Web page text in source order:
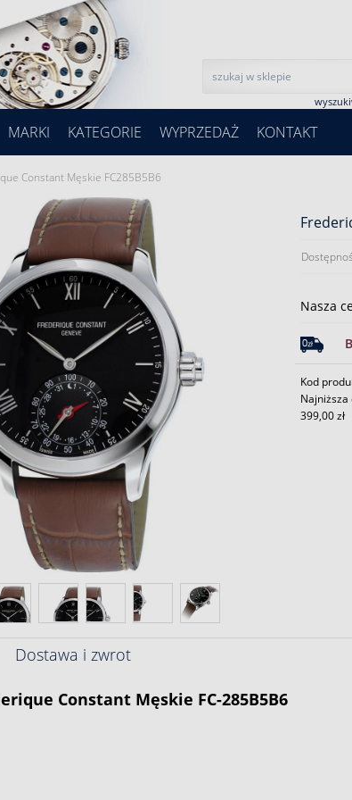
MARKI KATEGORIE WYPRZEDAŻ KONTAKT
Constant Męskie FC285B5B6
Nasza
Kod
399,00 zł
Dostawa i zwrot
ConstantMęskie FC-285B5B6